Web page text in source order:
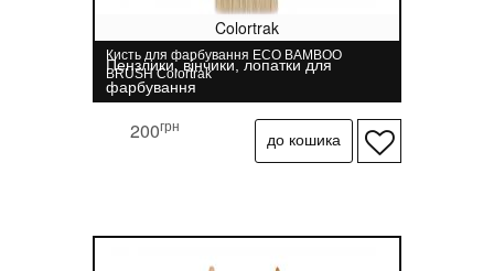
Colortrak
Кисть для фарбування ECO BAMBOO
BRUSH Colortrak
Пензлики, вінчики, лопатки для
фарбування
200грн